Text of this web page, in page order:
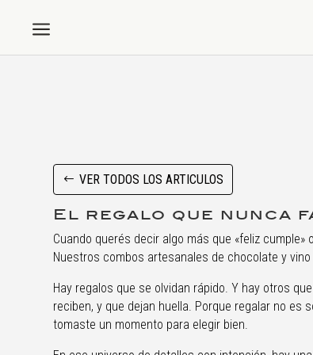
a
VER TODOS LOS ARTICULOS
El regalo que nunca
Cuando querés decir algo más que «feliz cumple»
Nuestros combos artesanales de chocolate y
Hay regalos que se olvidan rápido. Y hay otros
reciben, y que dejan huella. Porque regalar no es
tomaste un momento para elegir bien.